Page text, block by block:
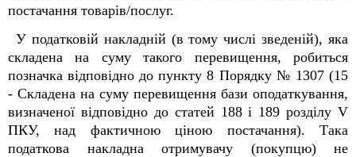
постачання товарів/послуг.
У податковій накладній (в тому числі зведеній), яка
складена на суму такого перевищення, робиться
позначка відповідно до пункту 8 Порядку № 1307 (15
- Складена на суму перевищення бази оподаткування,
визначеної відповідно до статей 188 і 189 розділу V
ПКУ, над фактичною ціною постачання). Така
податкова накладна отримувачу (покупцю) не